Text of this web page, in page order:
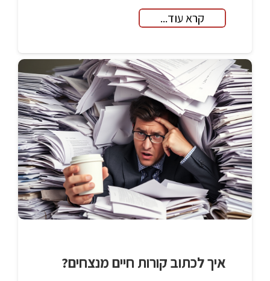
קרא עוד...
איך לכתוב קורות חיים מנצחים?